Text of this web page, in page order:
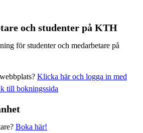
och studenter på KTH
för studenter och medarbetare på
Klicka här och logga in med
till bokningssida
Boka här!